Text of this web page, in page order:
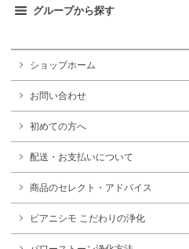
グループから探す
ショップホーム
お問い合わせ
初めての方へ
配送・お支払いについて
商品のセレクト・アドバイス
ピアニシモ こだわりの浄化